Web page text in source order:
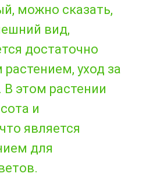
можно сказать,
вид,
достаточно
уход за
этом растении
и
является
для